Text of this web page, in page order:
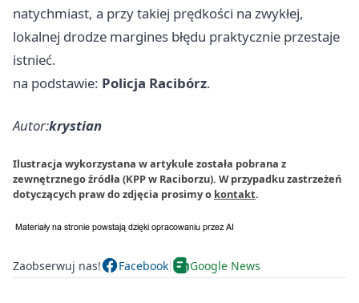
natychmiast, a przy takiej prędkości na zwykłej,
lokalnej drodze margines błędu praktycznie przestaje
istnieć.
na podstawie: Policja Racibórz.
Autor:krystian
Ilustracja wykorzystana w artykule została pobrana z
zewnętrznego źródła (KPP w Raciborzu). W przypadku zastrzeżeń
dotyczących praw do zdjęcia prosimy o kontakt.
Zaobserwuj nas! Facebook Google News